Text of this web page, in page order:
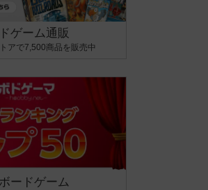
ゲーム通販
アで7,500商品を販売中
ードゲーム